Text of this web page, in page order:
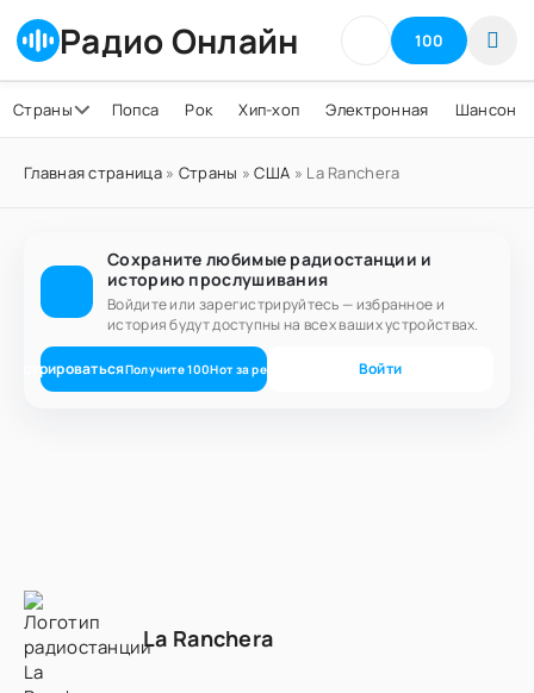
Радио Онлайн 100
Страны Попса Рок Хип-хоп Электронная Шансон
Главная страница» Страны »США » La Ranchera
Сохраните любимые радиостанции и
историю прослушивания
Войдите или зарегистрируйтесь — избранное и
история будут доступны на всех ваших устройствах.
Получите100Нот за регистрацию Войти
La Ranchera